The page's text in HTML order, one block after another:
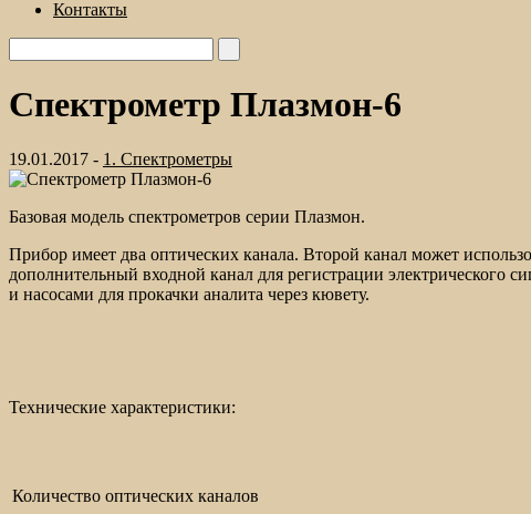
Контакты
Спектрометр Плазмон-6
19.01.2017 - 1. Спектрометры
Базовая модель спектрометров серии Плазмон.
Прибор имеет два оптических канала. Второй канал может
дополнительный входной канал для регистрации электрического
и насосами для прокачки аналита через кювету.
Технические характеристики:
Количество оптических каналов